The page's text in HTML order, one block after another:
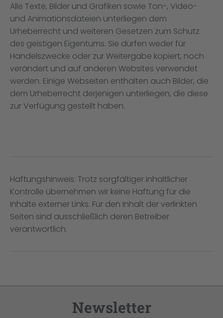
Alle Texte, Bilder und Grafiken sowie Ton-, Video-
und Animationsdateien unterliegen dem
Urheberrecht und weiteren Gesetzen zum Schutz
des geistigen Eigentums. Sie dürfen weder für
Handelszwecke oder zur Weitergabe kopiert, noch
verändert und auf anderen Websites verwendet
werden. Einige Webseiten enthalten auch Bilder, die
dem Urheberrecht derjenigen unterliegen, die diese
zur Verfügung gestellt haben.
Haftungshinweis: Trotz sorgfältiger inhaltlicher
Kontrolle übernehmen wir keine Haftung für die
Inhalte externer Links. Für den Inhalt der verlinkten
Seiten sind ausschließlich deren Betreiber
verantwortlich.
Newsletter